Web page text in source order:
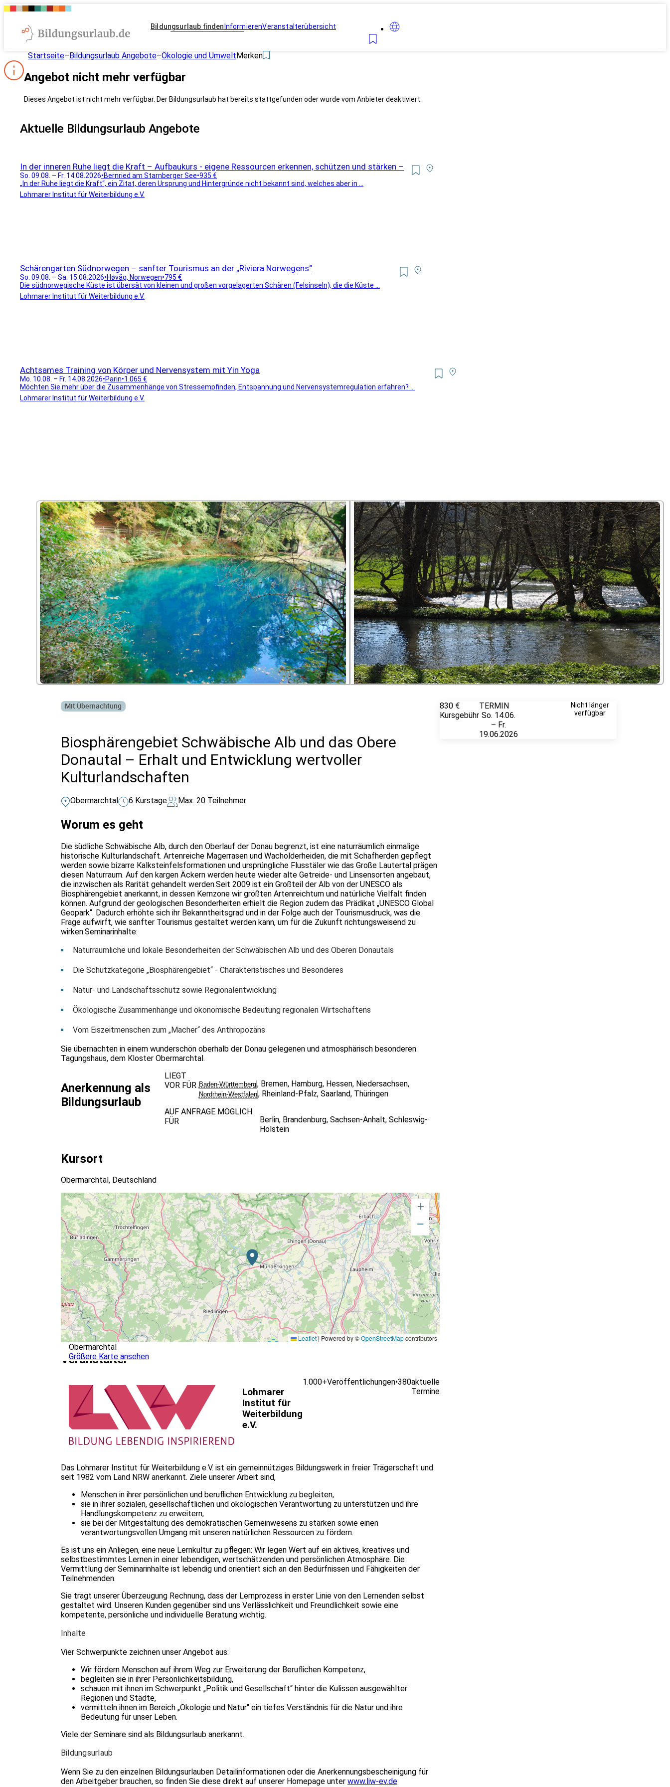
Bildungsurlaub finden InformierenVeranstalterübersicht
Startseite–Bildungsurlaub Angebote–Ökologie und UmweltMerken
Angebot nicht mehr verfügbar
Dieses Angebot ist nicht mehr verfügbar. Der Bildungsurlaub hat bereits stattgefunden oder wurde vom Anbieter deaktiviert.
Aktuelle Bildungsurlaub Angebote
In der inneren Ruhe liegt die Kraft – Aufbaukurs - eigene Ressourcen erkennen, schützen und stärken –
So. 09.08. – Fr. 14.08.2026•Bernried am Starnberger See•935 €
„In der Ruhe liegt die Kraft“, ein Zitat, deren Ursprung und Hintergründe nicht bekannt sind, welches aber in ...
Lohmarer Institut für Weiterbildung e.V.
Schärengarten Südnorwegen – sanfter Tourismus an der „Riviera Norwegens“
So. 09.08. – Sa. 15.08.2026•Høvåg, Norwegen•795 €
Die südnorwegische Küste ist übersät von kleinen und großen vorgelagerten Schären (Felsinseln), die die Küste ...
Lohmarer Institut für Weiterbildung e.V.
Achtsames Training von Körper und Nervensystem mit Yin Yoga
Mo. 10.08. – Fr. 14.08.2026•Parin•1.065 €
Möchten Sie mehr über die Zusammenhänge von Stressempfinden, Entspannung und Nervensystemregulation erfahren? ...
Lohmarer Institut für Weiterbildung e.V.
Mit Übernachtung
Biosphärengebiet Schwäbische Alb und das Obere
Donautal – Erhalt und Entwicklung wertvoller
Kulturlandschaften
Obermarchtal 6 Kurstage Max. 20 Teilnehmer
Worum es geht
Die südliche Schwäbische Alb, durch den Oberlauf der Donau begrenzt, ist eine naturräumlich einmalige
historische Kulturlandschaft. Artenreiche Magerrasen und Wacholderheiden, die mit Schafherden gepflegt
werden sowie bizarre Kalksteinfelsformationen und ursprüngliche Flusstäler wie das Große Lautertal prägen
diesen Naturraum. Auf den kargen Äckern werden heute wieder alte Getreide- und Linsensorten angebaut,
die inzwischen als Rarität gehandelt werden.Seit 2009 ist ein Großteil der Alb von der UNESCO als
Biosphärengebiet anerkannt, in dessen Kernzone wir größten Artenreichtum und natürliche Vielfalt finden
können. Aufgrund der geologischen Besonderheiten erhielt die Region zudem das Prädikat „UNESCO Global
Geopark“. Dadurch erhöhte sich ihr Bekanntheitsgrad und in der Folge auch der Tourismusdruck, was die
Frage aufwirft, wie sanfter Tourismus gestaltet werden kann, um für die Zukunft richtungsweisend zu
wirken.Seminarinhalte:
Naturräumliche und lokale Besonderheiten der Schwäbischen Alb und des Oberen Donautals
Die Schutzkategorie „Biosphärengebiet“ - Charakteristisches und Besonderes
Natur- und Landschaftsschutz sowie Regionalentwicklung
Ökologische Zusammenhänge und ökonomische Bedeutung regionalen Wirtschaftens
Vom Eiszeitmenschen zum „Macher“ des Anthropozäns
Sie übernachten in einem wunderschön oberhalb der Donau gelegenen und atmo­sphärisch besonderen
Tagungshaus, dem Kloster Obermarchtal.
Anerkennung als
Bildungsurlaub
LIEGT
VOR FÜR Baden-Württemberg, Bremen, Hamburg, Hessen, Niedersachsen,
Nordrhein-Westfalen, Rheinland-Pfalz, Saarland, Thüringen
AUF ANFRAGE MÖGLICH
FÜR
Berlin, Brandenburg, Sachsen-Anhalt, Schleswig-
Holstein
Kursort
Obermarchtal, Deutschland
+
−
Leaflet|Powered by ©OpenStreetMapcontributors
Obermarchtal
Größere Karte ansehen
Veranstalter
Lohmarer
Institut für
Weiterbildung
e.V.
1.000+Veröffentlichungen•380aktuelle
Termine
Das Lohmarer Institut für Weiterbildung e.V. ist ein gemeinnütziges Bildungswerk in freier Trägerschaft und
seit 1982 vom Land NRW anerkannt. Ziele unserer Arbeit sind,
Menschen in ihrer persönlichen und beruflichen Entwicklung zu begleiten,
sie in ihrer sozialen, gesellschaftlichen und ökologischen Verantwortung zu unterstützen und ihre
Handlungskompetenz zu erweitern,
sie bei der Mitgestaltung des demokratischen Gemeinwesens zu stärken sowie einen
verantwortungsvollen Umgang mit unseren natürlichen Ressourcen zu fördern.
Es ist uns ein Anliegen, eine neue Lernkultur zu pflegen: Wir legen Wert auf ein aktives, kreatives und
selbstbestimmtes Lernen in einer leben­digen, wertschätzenden und persönlichen Atmosphäre. Die
Vermittlung der Seminarinhalte ist lebendig und orientiert sich an den Bedürfnissen und Fähigkeiten der
Teilnehmenden.
Sie trägt unserer Überzeugung Rechnung, dass der Lernprozess in erster Linie von den Lernenden selbst
gestaltet wird. Unseren Kunden gegenüber sind uns Verlässlichkeit und Freundlichkeit sowie eine
kompetente, persönliche und individuelle Beratung wichtig.
Inhalte
Vier Schwerpunkte zeichnen unser Angebot aus:
Wir fördern Menschen auf ihrem Weg zur Erweiterung der Beruflichen Kompetenz,
begleiten sie in ihrer Persönlichkeitsbildung,
schauen mit ihnen im Schwerpunkt „Politik und Gesellschaft“ hinter die Kulissen ausgewählter
Regionen und Städte,
vermitteln ihnen im Bereich „Ökologie und Natur“ ein tiefes Verständnis für die Natur und ihre
Bedeutung für unser Leben.
Viele der Seminare sind als Bildungsurlaub anerkannt.
Bildungsurlaub
Wenn Sie zu den einzelnen Bildungsurlauben Detailinformationen oder die Anerkennungsbescheinigung für
den Arbeitgeber brauchen, so finden Sie diese direkt auf unserer Homepage unter www.liw-ev.de
830 €
Kursgebühr
TERMIN
So. 14.06.
– Fr.
19.06.2026
Nicht länger
verfügbar